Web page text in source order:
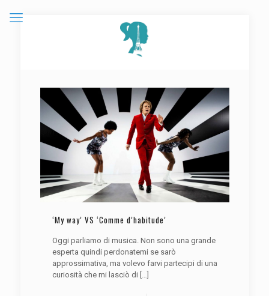
‘My way’ VS ‘Comme d’habitude’
Oggi parliamo di musica. Non sono una grande
esperta quindi perdonatemi se sarò
approssimativa, ma volevo farvi partecipi di una
curiosità che mi lasciò di